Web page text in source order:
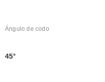
Ángulo de codo
45°